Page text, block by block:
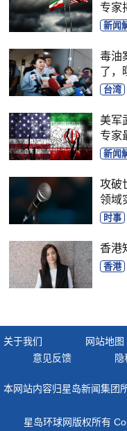
专家
新闻
毒油
了，
台湾
美军
专家
新闻
攻破
领域
时事
香港
香港
关于我们 网站地图
意见反馈
隐
本网站内容归星岛新闻集团
星岛环球网版权所有